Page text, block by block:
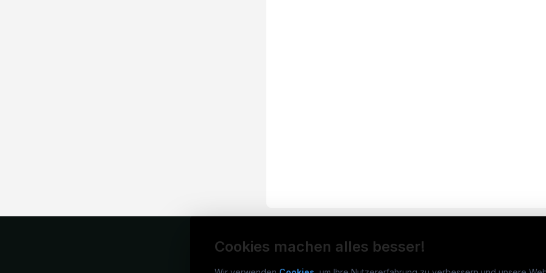
Cookies machen alles besser!